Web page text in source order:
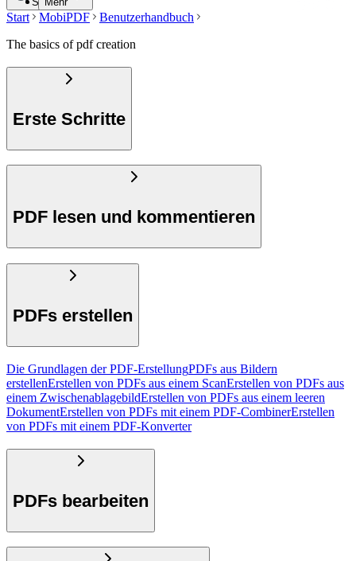
Start MobiPDF
Benutzerhandbuch
The basics of pdf creation
Erste Schritte
PDF lesen und kommentieren
PDFs erstellen
Die Grundlagen der PDF-ErstellungPDFs aus Bildern
erstellenErstellen von PDFs aus einem ScanErstellen von PDFs aus
einem ZwischenablagebildErstellen von PDFs aus einem leeren
DokumentErstellen von PDFs mit einem PDF-CombinerErstellen
von PDFs mit einem PDF-Konverter
PDFs bearbeiten